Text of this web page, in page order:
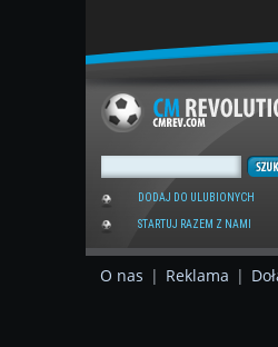
DODAJ DO ULUBIONYCH
STARTUJ RAZEM Z NAMI
O nas | Reklama |